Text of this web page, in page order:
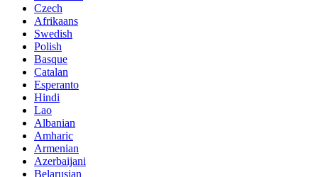
Czech
Afrikaans
Swedish
Polish
Basque
Catalan
Esperanto
Hindi
Lao
Albanian
Amharic
Armenian
Azerbaijani
Belarusian